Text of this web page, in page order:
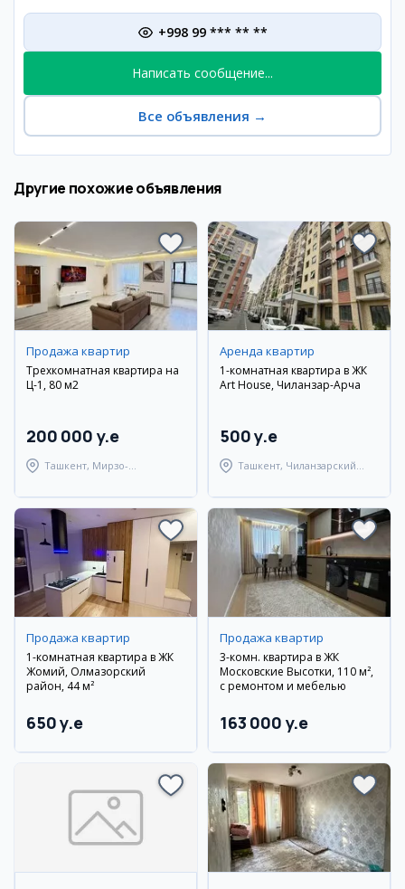
+998 99 *** ** **
Написать сообщение...
Все объявления →
Другие похожие объявления
Продажа квартир
Трехкомнатная квартира на
Ц-1, 80 м2
200 000 y.e
Ташкент, Мирзо-
Аренда квартир
1-комнатная квартира в ЖК
Art House, Чиланзар-Арча
500 y.e
Ташкент, Чиланзарский
Продажа квартир
1-комнатная квартира в ЖК
Жомий, Олмазорский
район, 44 м²
650 y.e
Продажа квартир
3-комн. квартира в ЖК
Московские Высотки, 110 м²,
с ремонтом и мебелью
163 000 y.e